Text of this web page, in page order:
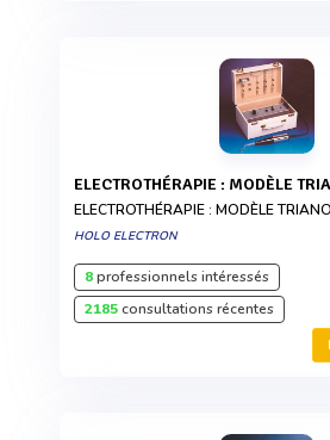
ELECTROTHÉRAPIE : MODÈLE
ELECTROTHÉRAPIE : MODÈLE
HOLO ELECTRON
8professionnels intéressés
2185consultations récentes